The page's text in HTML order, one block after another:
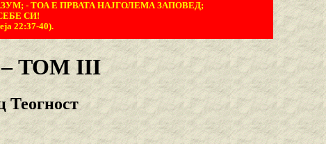
- ТОА Е ПРВАТА НАЈГОЛЕМА ЗАПОВЕД;
СИ!
22:37-40).
TOM III
Теогност